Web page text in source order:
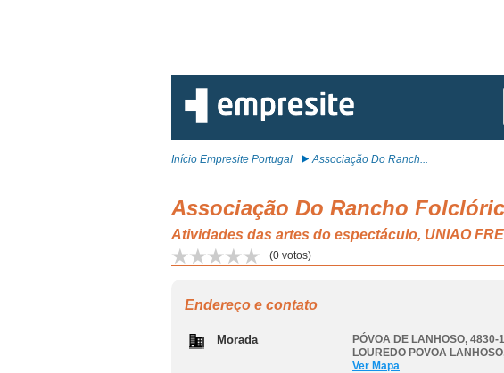
Início Empresite Portugal Associação Do Ranch...
Associação Do Rancho
Atividades das artes do espectáculo, UNIAO
(0 votos)
Endereço e contato
Morada PÓVOA DE LANHOSO, 4830-
LOUREDO POVOA LANHOSO
Ver Mapa